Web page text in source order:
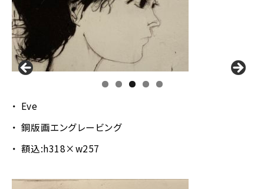
Eve
銅版画エングレービング
額込:h318×w257